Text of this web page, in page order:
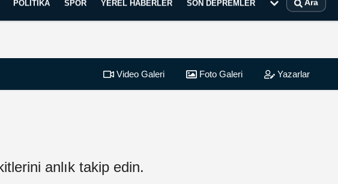
POLITIKA SPOR YEREL HABERLER SON DEPREMLER Ara
Video Galeri Foto Galeri Yazarlar
anlık takip edin.